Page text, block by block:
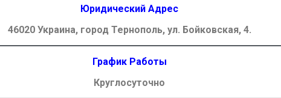
Юридический Адрес
46020 Украина, город Тернополь, ул. Бойковская, 4.
График Работы
Круглосуточно